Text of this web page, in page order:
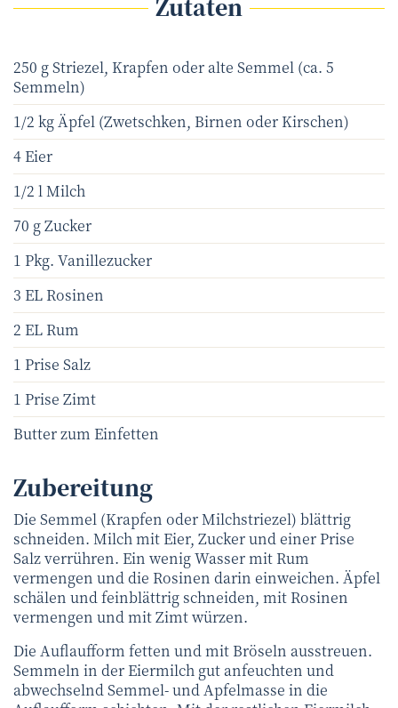
Zutaten
250 g Striezel, Krapfen oder alte Semmel (ca. 5
Semmeln)
1/2 kg Äpfel (Zwetschken, Birnen oder Kirschen)
4 Eier
1/2 l Milch
70 g Zucker
1 Pkg. Vanillezucker
3 EL Rosinen
2 EL Rum
1 Prise Salz
1 Prise Zimt
Butter zum Einfetten
Zubereitung
Die Semmel (Krapfen oder Milchstriezel) blättrig
schneiden. Milch mit Eier, Zucker und einer Prise
Salz verrühren. Ein wenig Wasser mit Rum
vermengen und die Rosinen darin einweichen. Äpfel
schälen und feinblättrig schneiden, mit Rosinen
vermengen und mit Zimt würzen.
Die Auflaufform fetten und mit Bröseln ausstreuen.
Semmeln in der Eiermilch gut anfeuchten und
abwechselnd Semmel- und Apfelmasse in die